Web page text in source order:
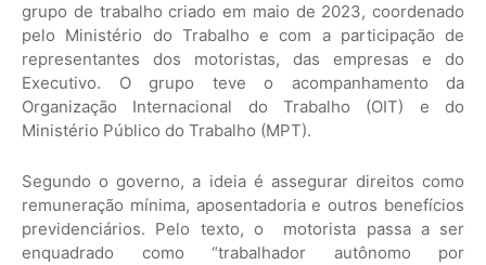
grupo de trabalho criado em maio de 2023, coordenado
pelo Ministério do Trabalho e com a participação de
representantes dos motoristas, das empresas e do
Executivo. O grupo teve o acompanhamento da
Organização Internacional do Trabalho (OIT) e do
Ministério Público do Trabalho (MPT).
Segundo o governo, a ideia é assegurar direitos como
remuneração mínima, aposentadoria e outros benefícios
previdenciários. Pelo texto, o motorista passa a ser
enquadrado como “trabalhador autônomo por